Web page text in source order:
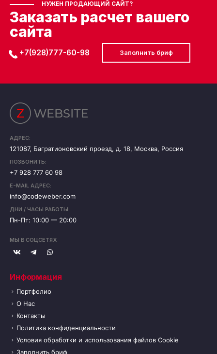
НУЖЕН ПРОДАЮЩИЙ САЙТ?
Заказать расчет вашего
сайта
+7(928)777-60-98 Заполнить бриф
АДРЕС:
121087, Багратионовский проезд, д. 18, Москва, Россия
ПОЗВОНИТЬ:
+7 928 777 60 98
E-MAIL АДРЕС:
info@codeweber.com
ДНИ / ЧАСЫ РАБОТЫ:
Пн-Пт: 10:00 — 20:00
МЫ В СОЦСЕТЯХ
Информация
Портфолио
О Нас
Контакты
Политика конфиденциальности
Условия обработки и использования файлов Cookie
Заполнить бриф